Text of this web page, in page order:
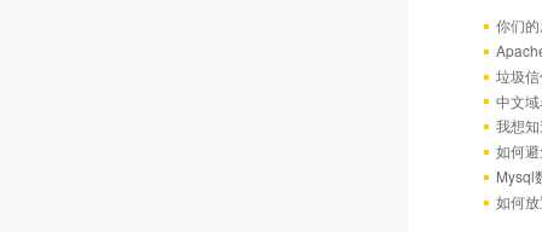
你们
垃圾
中文
我想
如何
Mysql
如何